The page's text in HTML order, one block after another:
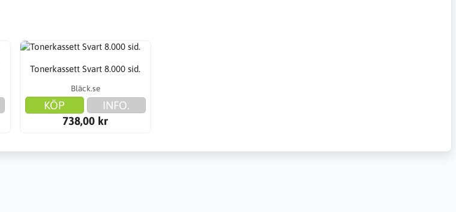
Tonerkassett Svart 8.000 sid.
Bläck.se
KÖP
INFO.
738,00 kr